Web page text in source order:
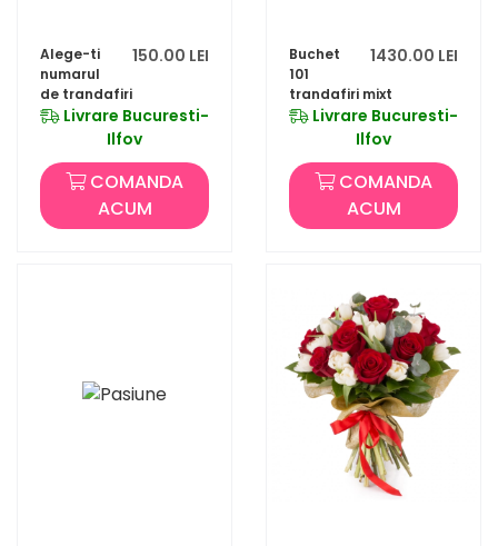
150.00 LEI
Alege-ti
numarul
de trandafiri
Livrare Bucuresti-
Ilfov
COMANDA
ACUM
1430.00 LEI
Buchet
101
trandafiri mixt
Livrare Bucuresti-
Ilfov
COMANDA
ACUM